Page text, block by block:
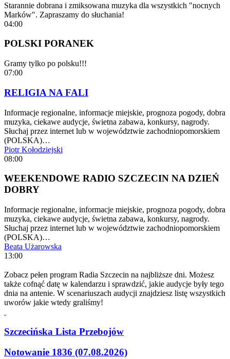
Starannie dobrana i zmiksowana muzyka dla wszystkich "nocnych
Marków". Zapraszamy do słuchania!
04:00
POLSKI PORANEK
Gramy tylko po polsku!!!
07:00
RELIGIA NA FALI
Informacje regionalne, informacje miejskie, prognoza pogody, dobra
muzyka, ciekawe audycje, świetna zabawa, konkursy, nagrody.
Słuchaj przez internet lub w województwie zachodniopomorskiem
(POLSKA)…
Piotr Kołodziejski
08:00
WEEKENDOWE RADIO SZCZECIN NA DZIEŃ
DOBRY
Informacje regionalne, informacje miejskie, prognoza pogody, dobra
muzyka, ciekawe audycje, świetna zabawa, konkursy, nagrody.
Słuchaj przez internet lub w województwie zachodniopomorskiem
(POLSKA)…
Beata Użarowska
13:00
Zobacz pełen program Radia Szczecin na najbliższe dni. Możesz
także cofnąć datę w kalendarzu i sprawdzić, jakie audycje były tego
dnia na antenie. W scenariuszach audycji znajdziesz listę wszystkich
uworów jakie wtedy graliśmy!
Szczecińska Lista Przebojów
Notowanie 1836 (07.08.2026)